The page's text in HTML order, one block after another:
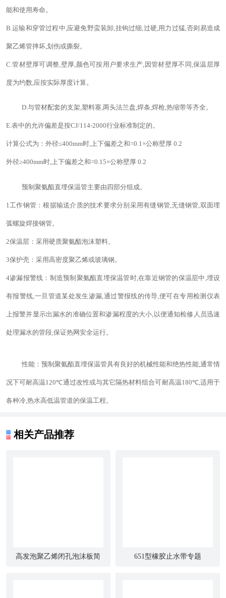
能和使用寿命。
B.运输和穿管过程中,应避免野蛮装卸,挂钩过细,过硬,用力过猛,否则易造成
聚乙烯管摔坏,划伤或撕裂。
C.管材壁厚可调整,壁厚,颜色可按用户要求生产,因管材壁厚不同,保温层厚
度为约数,应按实际厚度计算。
D.与管材配套的支架,塑料塞,两头法兰盘,焊条,焊枪,热缩带等齐全。
E.表中的允许偏差是按CJ/114-2000行业标准制定的。
计算公式为：外径≤400mm时,上下偏差之和=0.1×公称壁厚 0.2
外径≥400mm时,上下偏差之和=0.15×公称壁厚 0.2
预制聚氨酯直埋保温管主要由四部分组成。
1工作钢管：根据输送介质的技术要求分别采用有缝钢管,无缝钢管,双面埋
弧螺旋焊接钢管。
2保温层：采用硬质聚氨酯泡沫塑料。
3保护壳：采用高密度聚乙烯或玻璃钢。
4渗漏报警线：制造预制聚氨酯直埋保温管时,在靠近钢管的保温层中,埋设
有报警线,一旦管道某处发生渗漏,通过警报线的传导,便可在专用检测仪表
上报警并显示出漏水的准确位置和渗漏程度的大小,以便通知检修人员迅速
处理漏水的管段,保证热网安全运行。
性能：预制聚氨酯直埋保温管具有良好的机械性能和绝热性能,通常情
况下可耐高温120℃通过改性或与其它隔热材料组合可耐高温180℃,适用于
各种冷,热水高低温管道的保温工程。
相关产品推荐
651型橡胶止水带专题
高发泡聚乙烯闭孔泡沫板简